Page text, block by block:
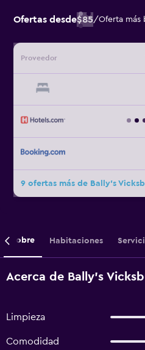
Ofertas desde$85/Oferta
Proveedor
9 ofertas más de Bally's
Sobre Habitaciones
Acerca de Bally's
Limpieza
Comodidad